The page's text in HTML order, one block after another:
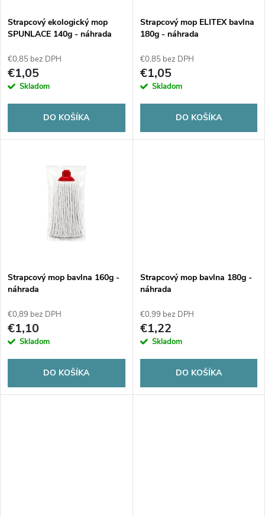
e
p
r
d
o
v
s
p
r
o
d
v
Strapcový ekologický mop
SPUNLACE 140g - náhrada
€0,85 bez DPH
€1,05
Skladom
DO KOŠÍKA
Strapcový mop ELITEX bavlna
180g - náhrada
€0,85 bez DPH
€1,05
Skladom
DO KOŠÍKA
Strapcový mop bavlna 160g -
náhrada
€0,89 bez DPH
€1,10
Skladom
DO KOŠÍKA
Strapcový mop bavlna 180g -
náhrada
€0,99 bez DPH
€1,22
Skladom
DO KOŠÍKA